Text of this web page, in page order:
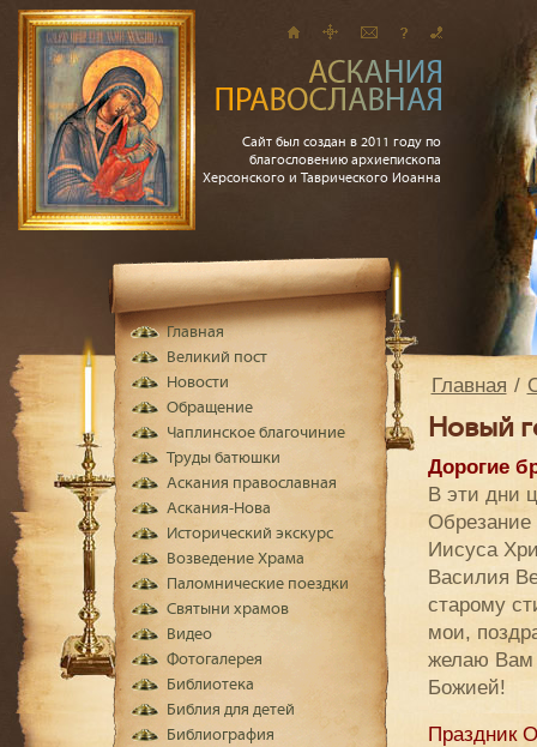
Сайт был создан в 2011 году по
благословению архиепископа
Херсонского и Таврического Иоанна
Главная
Новый
Дорогие
В эти дни
Обрезание
Иисуса
Василия
старому
мои,
желаю
Божией!
Праздник
Главная
Великий пост
Новости
Обращение
Чаплинское благочиние
Труды батюшки
Аскания православная
Аскания-Нова
Исторический экскурс
Возведение Храма
Паломнические поездки
Святыни храмов
Видео
Фотогалерея
Библиотека
Библия для детей
Библиография